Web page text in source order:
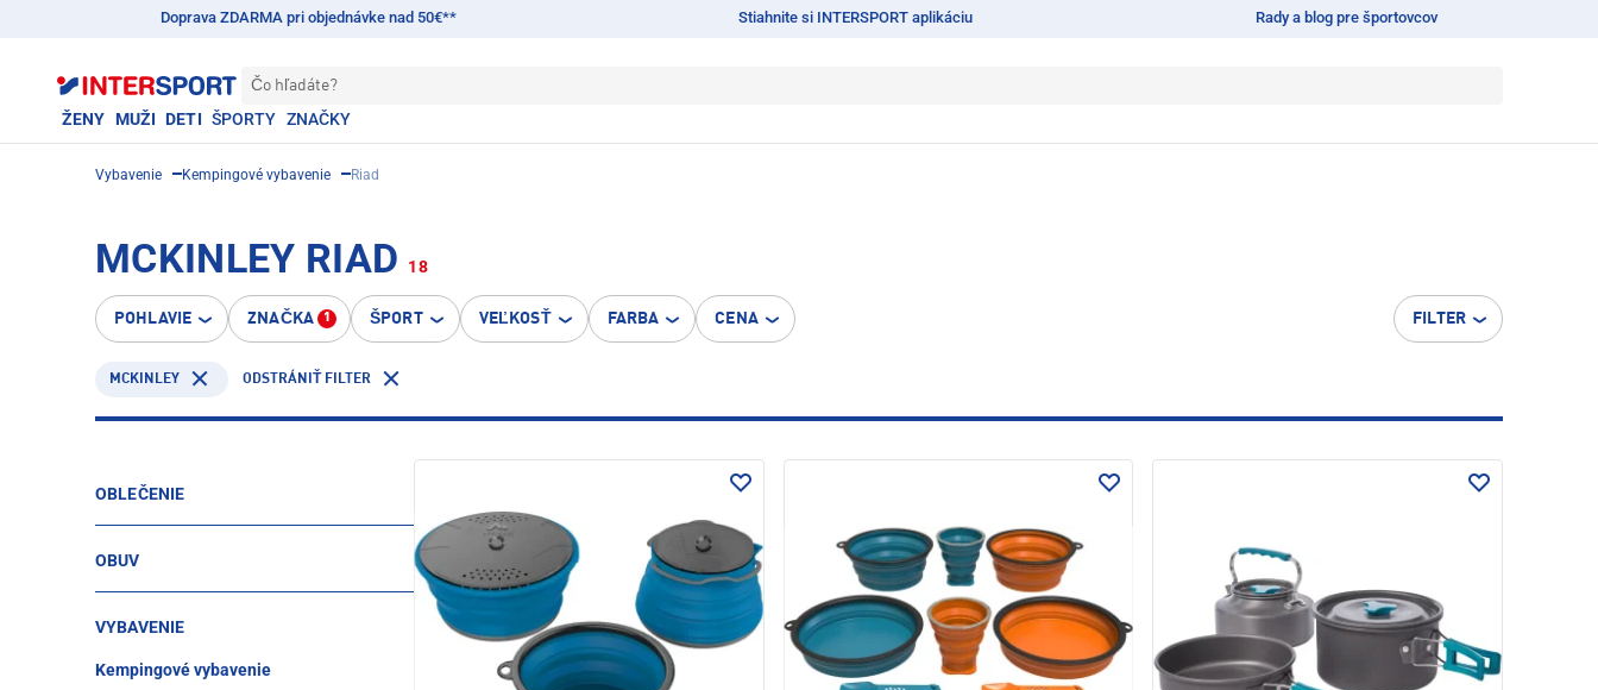
Doprava ZDARMA pri objednávke nad 50€** Stiahnite si INTERSPORT aplikáciu Rady a blog pre športovcov
Čo hľadáte?
ŽENY MUŽI DETI ŠPORTY ZNAČKY
Vybavenie Kempingové vybavenie Riad
MCKINLEY RIAD 18
POHLAVIE ZNAČKA 1 ŠPORT VEĽKOSŤ FARBA CENA FILTER
MCKINLEY ODSTRÁNIŤ FILTER
OBLEČENIE
OBUV
VYBAVENIE
Kempingové vybavenie